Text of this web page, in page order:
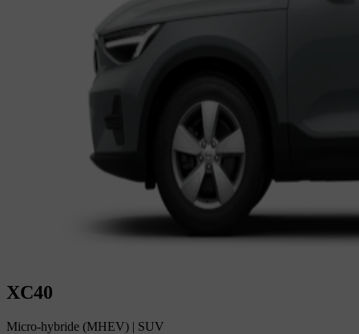
XC40
Micro-hybride (MHEV) | SUV